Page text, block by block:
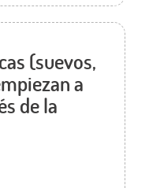
(suevos,
a
de la